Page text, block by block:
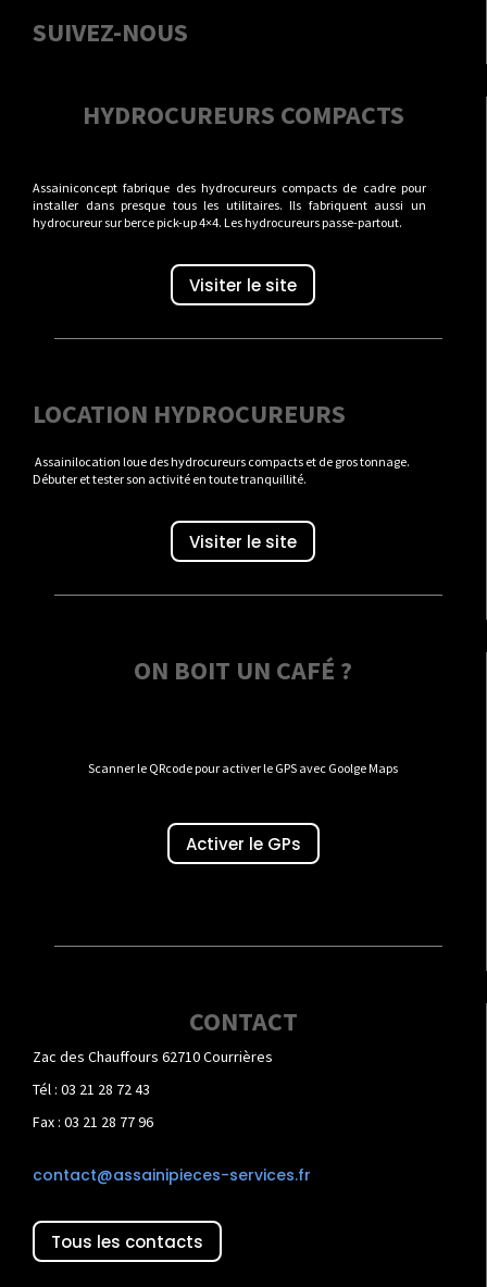
SUIVEZ-NOUS
HYDROCUREURS COMPACTS
Assainiconcept fabrique des hydrocureurs compacts de cadre pour
installer dans presque tous les utilitaires. Ils fabriquent aussi un
hydrocureur sur berce pick-up 4×4. Les hydrocureurs passe-partout.
Visiter le site
LOCATION HYDROCUREURS
Assainilocation loue des hydrocureurs compacts et de gros tonnage.
Débuter et tester son activité en toute tranquillité.
Visiter le site
ON BOIT UN CAFÉ ?
Scanner le QRcode pour activer le GPS avec Goolge Maps
Activer le GPs
CONTACT
Zac des Chauffours 62710 Courrières
Tél : 03 21 28 72 43
Fax : 03 21 28 77 96
contact@assainipieces-services.fr
Tous les contacts